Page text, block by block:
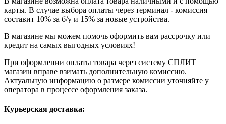
карты. В случае выбора оплаты через терминал - комиссия
составит 10% за б/у и 15% за новые устройства.
В магазине мы можем помочь оформить вам рассрочку или
кредит на самых выгодных условиях!
При оформлении оплаты товара через систему СПЛИТ
магазин вправе взимать дополнительную комиссию.
Актуальную информацию о размере комиссии уточняйте у
оператора в процессе оформления заказа.
Курьерская доставка: